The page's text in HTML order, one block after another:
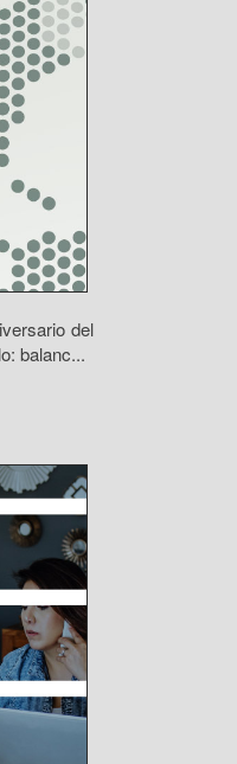
del
balanc...